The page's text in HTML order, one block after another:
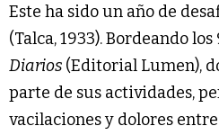
Este ha sido un año de
(Talca, 1933). Bordeando
Diarios (Editorial Lumen),
parte de sus actividades,
vacilaciones y dolores